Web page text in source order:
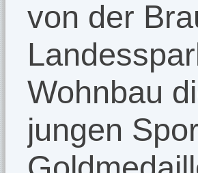
von der
Wohnbau
jungen